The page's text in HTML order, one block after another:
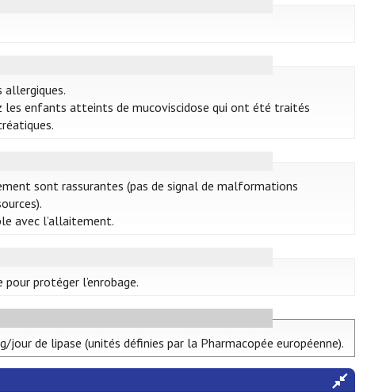
les enfants atteints de mucoviscidose qui ont été traités
sont rassurantes (pas de signal de malformations
avec l’allaitement.
protéger l’enrobage.
de lipase (unités définies par la Pharmacopée européenne).